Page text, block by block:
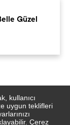
Güzel